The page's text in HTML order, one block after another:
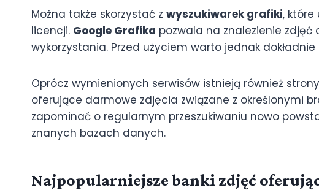
Można także skorzystać z wyszukiwarek grafiki, które
licencji. Google Grafika pozwala na znalezienie
wykorzystania. Przed użyciem warto jednak
Oprócz wymienionych serwisów istnieją również
oferujące darmowe zdjęcia związane z określonymi
zapominać o regularnym przeszukiwaniu nowo
znanych bazach danych.
Najpopularniejsze banki zdjęć